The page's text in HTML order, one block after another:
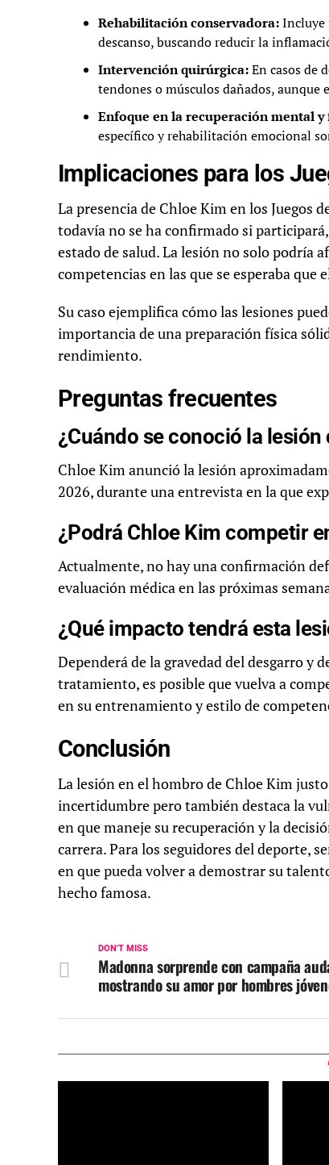
Rehabilitación conservadora:Incluye
descanso, buscando reducir la
Intervención quirúrgica:En casos de
tendones o músculos dañados,
Enfoque en la recuperación mental y
específico y rehabilitación emocional
Implicaciones para los
La presencia de Chloe Kim en los Juegos
todavía no se ha confirmado si
estado de salud. La lesión no solo podría
competencias en las que se esperaba
Su caso ejemplifica cómo las lesiones
importancia de una preparación física
rendimiento.
Preguntas frecuentes
¿Cuándo se conoció la lesión
Chloe Kim anunció la lesión
2026, durante una entrevista en la que
¿Podrá Chloe Kim competir
Actualmente, no hay una confirmación
evaluación médica en las próximas
¿Qué impacto tendrá esta
Dependerá de la gravedad del desgarro y
tratamiento, es posible que vuelva a
en su entrenamiento y estilo de
Conclusión
La lesión en el hombro de Chloe Kim
incertidumbre pero también destaca la
en que maneje su recuperación y la
carrera. Para los seguidores del deporte,
en que pueda volver a demostrar su
hecho famosa.
DON'T MISS
Madonna sorprende con campaña
mostrando su amor por hombres